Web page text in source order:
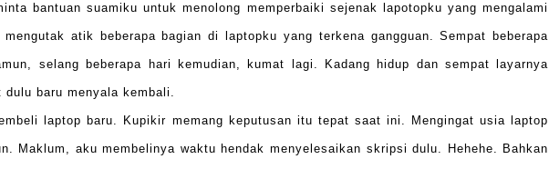
bantuan suamiku untuk menolong memperbaiki sejenak lapotopku yang mengalami
atik beberapa bagian di laptopku yang terkena gangguan. Sempat beberapa
selang beberapa hari kemudian, kumat lagi. Kadang hidup dan sempat layarnya
baru menyala kembali.
laptop baru. Kupikir memang keputusan itu tepat saat ini. Mengingat usia laptop
Maklum, aku membelinya waktu hendak menyelesaikan skripsi dulu. Hehehe. Bahkan